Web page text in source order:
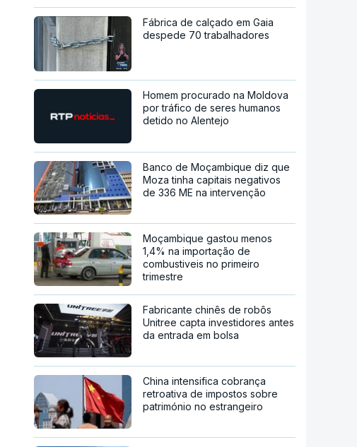
Fábrica de calçado em Gaia
despede 70 trabalhadores
Homem procurado na Moldova
por tráfico de seres humanos
detido no Alentejo
Banco de Moçambique diz que
Moza tinha capitais negativos
de 336 ME na intervenção
Moçambique gastou menos
1,4% na importação de
combustiveis no primeiro
trimestre
Fabricante chinês de robôs
Unitree capta investidores antes
da entrada em bolsa
China intensifica cobrança
retroativa de impostos sobre
património no estrangeiro